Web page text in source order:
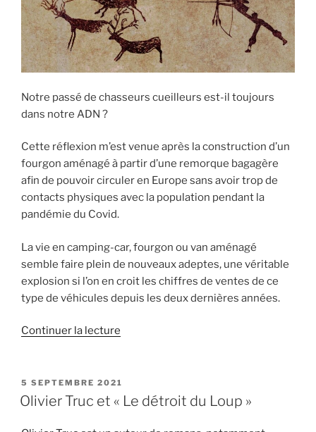
Notre passé de chasseurs cueilleurs est-il toujours
dans notre ADN ?
Cette réflexion m’est venue après la construction d’un
fourgon aménagé à partir d’une remorque bagagère
afin de pouvoir circuler en Europe sans avoir trop de
contacts physiques avec la population pendant la
pandémie du Covid.
La vie en camping-car, fourgon ou van aménagé
semble faire plein de nouveaux adeptes, une véritable
explosion si l’on en croit les chiffres de ventes de ce
type de véhicules depuis les deux dernières années.
Continuer la lecture
PUBLIÉ
LE
5 SEPTEMBRE 2021
Olivier Truc et « Le détroit du Loup »